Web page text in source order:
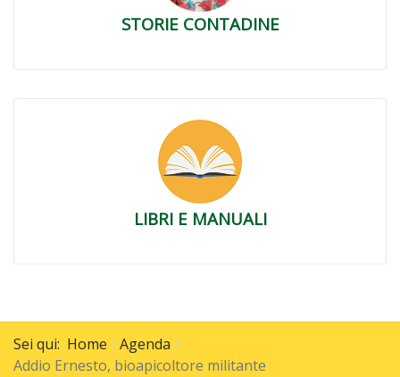
STORIE CONTADINE
LIBRI E MANUALI
Sei qui: Home
Agenda
Addio Ernesto, bioapicoltore militante